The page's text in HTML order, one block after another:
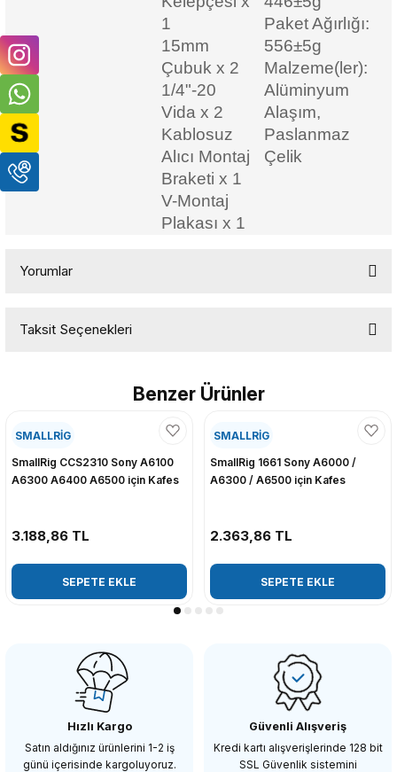
1
15mm
Çubuk x 2
1/4"-20
Vida x 2
Kablosuz
Alıcı Montaj
Braketi x 1
V-Montaj
Plakası x 1
Paket Ağırlığı:
556±5g
Malzeme(ler):
Alüminyum
Alaşım,
Paslanmaz
Çelik
Yorumlar
Yorum Yaz
Taksit Seçenekleri
Benzer Ürünler
SMALLRİG
SmallRig CCS2310 Sony A6100
A6300 A6400 A6500 için Kafes
3.188,86 TL
SEPETE EKLE
SMALLRİG
SmallRig 1661 Sony A6000 /
A6300 / A6500 için Kafes
2.363,86 TL
SEPETE EKLE
Hızlı Kargo
Satın aldığınız ürünlerini 1-2 iş
günü içerisinde kargoluyoruz.
Güvenli Alışveriş
Kredi kartı alışverişlerinde 128 bit
SSL Güvenlik sistemini